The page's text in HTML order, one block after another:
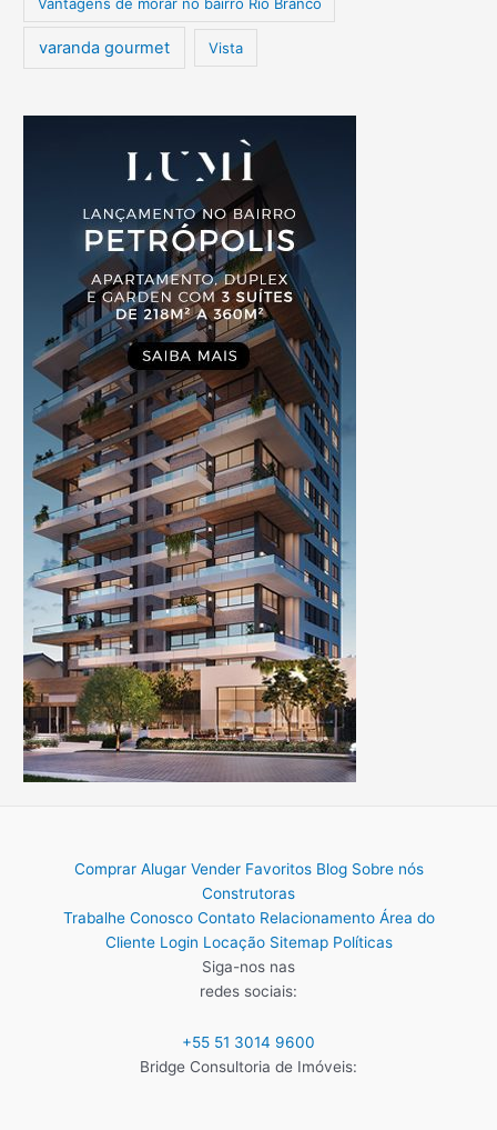
varanda gourmet Vista
Comprar Alugar Vender Favoritos Blog Sobre nós
Construtoras
Trabalhe Conosco Contato Relacionamento Área do
Cliente Login Locação Sitemap Políticas
Siga-nos nas
redes sociais:
+55 51 3014 9600
Bridge Consultoria de Imóveis: